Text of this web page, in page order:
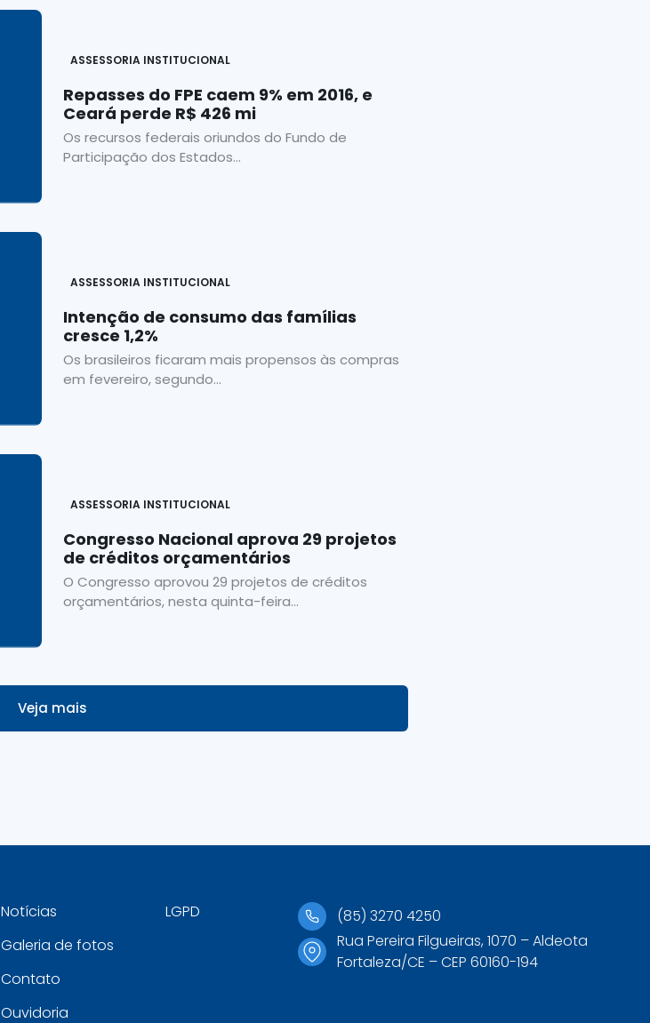
ASSESSORIA INSTITUCIONAL
Repasses do FPE caem 9% em 2016, e
Ceará perde R$ 426 mi
Os recursos federais oriundos do Fundo de
Participação dos Estados...
ASSESSORIA INSTITUCIONAL
Intenção de consumo das famílias
cresce 1,2%
Os brasileiros ficaram mais propensos às compras
em fevereiro, segundo...
ASSESSORIA INSTITUCIONAL
Congresso Nacional aprova 29 projetos
de créditos orçamentários
O Congresso aprovou 29 projetos de créditos
orçamentários, nesta quinta-feira...
Veja mais
Notícias
Galeria de fotos
Contato
Ouvidoria
LGPD
(85) 3270 4250
Rua Pereira Filgueiras, 1070 – Aldeota
Fortaleza/CE – CEP 60160-194